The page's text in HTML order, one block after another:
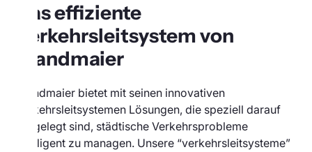
Das effiziente
Verkehrsleitsystem von
Brandmaier
Brandmaier bietet mit seinen innovativen
Verkehrsleitsystemen Lösungen, die speziell darauf
ausgelegt sind, städtische Verkehrsprobleme
intelligent zu managen. Unsere “verkehrsleitsysteme”